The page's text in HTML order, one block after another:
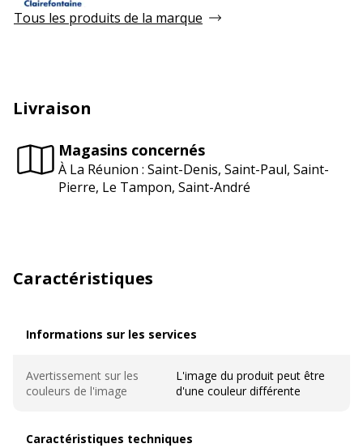
Tous les produits de la marque
Livraison
Magasins concernés
À La Réunion : Saint-Denis, Saint-Paul, Saint-
Pierre, Le Tampon, Saint-André
Caractéristiques
Informations sur les services
Avertissement sur les
couleurs de l'image
L'image du produit peut être
d'une couleur différente
Caractéristiques techniques